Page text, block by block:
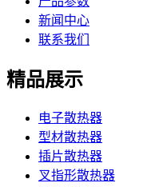
新闻中心
联系我们
精品展示
电子散热器
型材散热器
插片散热器
叉指形散热器